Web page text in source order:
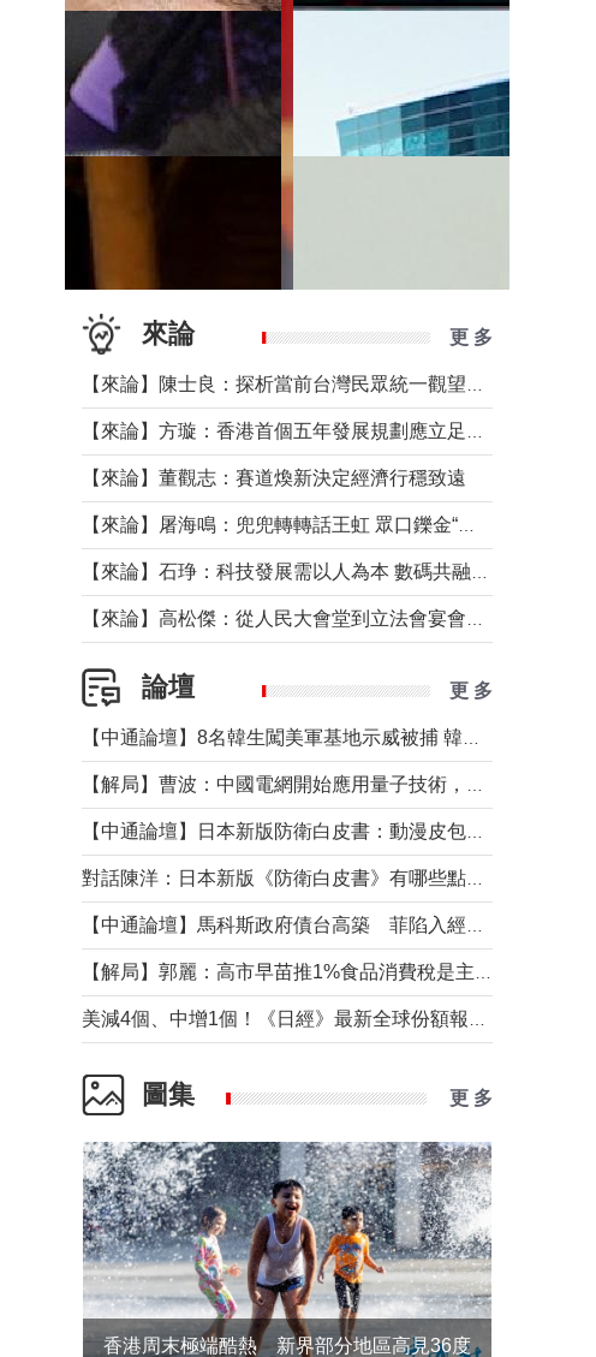
來論 更 多
【來論】董觀志：賽道煥新決定經濟行穩致遠
論壇 更 多
圖集 更 多
香港周末極端酷熱 新界部分地區高見36度